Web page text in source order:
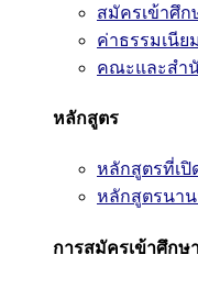
สมัครเข้าศึก
ค่าธรรมเนีย
คณะและสำ
หลักสูตร
หลักสูตรที่เปิ
หลักสูตรนา
การสมัครเข้าศึกษ